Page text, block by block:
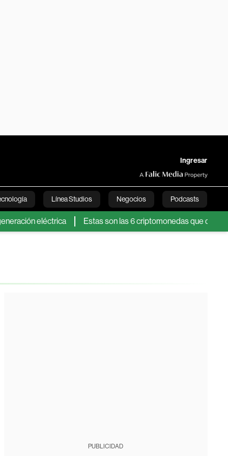
Ingresar
Línea Studios Negocios Podcasts
English
eléctrica Estas son las 6 criptomonedas que dejarán de
PUBLICIDAD